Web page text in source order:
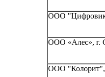
ООО
ООО «Алес», г.
ООО "Колорит",